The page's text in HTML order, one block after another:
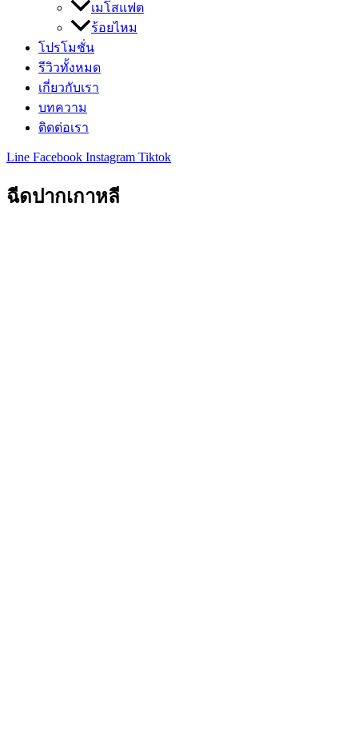
เมโสแฟต
ร้อยไหม
โปรโมชั่น
รีวิวทั้งหมด
เกี่ยวกับเรา
บทความ
ติดต่อเรา
Line Facebook Instagram Tiktok
ฉีดปากเกาหลี